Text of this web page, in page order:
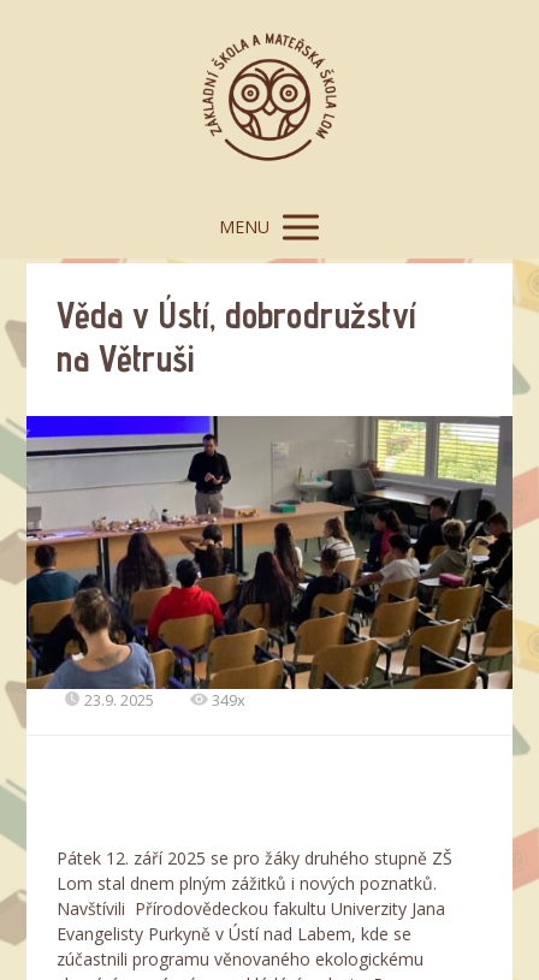
MENU
Věda v Ústí, dobrodružství
na Větruši
23.9. 2025 349x
Pátek 12. září 2025 se pro žáky druhého stupně ZŠ
Lom stal dnem plným zážitků i nových poznatků.
Navštívili Přírodovědeckou fakultu Univerzity Jana
Evangelisty Purkyně v Ústí nad Labem, kde se
zúčastnili programu věnovaného ekologickému